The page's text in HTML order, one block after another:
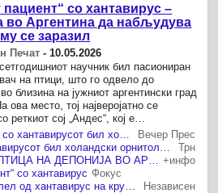
со хантавирус –
во Аргентина да набљудува
се заразил
Печат - 10.05.2026
научник бил пасиониран
на птици, што го одвело до
близина на јужниот аргентински град
ова место, тој најверојатно се
реткиот сој „Андес“, кој е
познат хантавирус што се ...Вечер Прес
Трн
+инфо
со хантавирус Фокус
Независен